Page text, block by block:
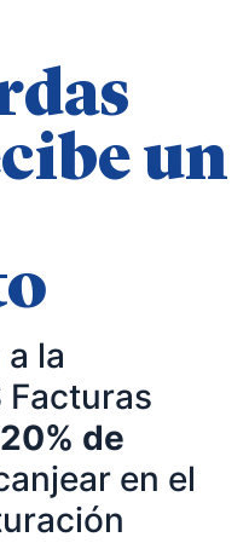
en Accountex
fiscalidad |
| emprendedores
| ADE | pymes |
un
la
Facturas
de
en el